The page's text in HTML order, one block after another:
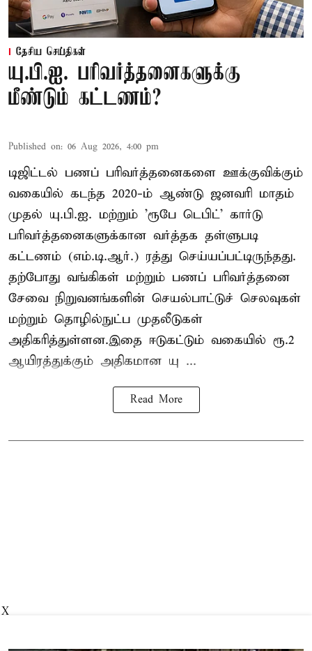
தேசிய செய்திகள்
யு.பி.ஐ. பரிவர்த்தனைகளுக்கு
மீண்டும் கட்டணம்?
Published on: 06 Aug 2026, 4:00 pm
டிஜிட்டல் பணப் பரிவர்த்தனைகளை ஊக்குவிக்கும்
வகையில் கடந்த 2020-ம் ஆண்டு ஜனவரி மாதம்
முதல் யு.பி.ஐ. மற்றும் 'ரூபே டெபிட்' கார்டு
பரிவர்த்தனைகளுக்கான வர்த்தக தள்ளுபடி
கட்டணம் (எம்.டி.ஆர்.) ரத்து செய்யப்பட்டிருந்தது.
தற்போது வங்கிகள் மற்றும் பணப் பரிவர்த்தனை
சேவை நிறுவனங்களின் செயல்பாட்டுச் செலவுகள்
மற்றும் தொழில்நுட்ப முதலீடுகள்
அதிகரித்துள்ளன.இதை ஈடுகட்டும் வகையில் ரூ.2
ஆயிரத்துக்கும் அதிகமான யு ...
Read More
X